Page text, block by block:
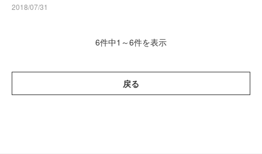
2018/07/31
6件中1～6件を表示
戻る